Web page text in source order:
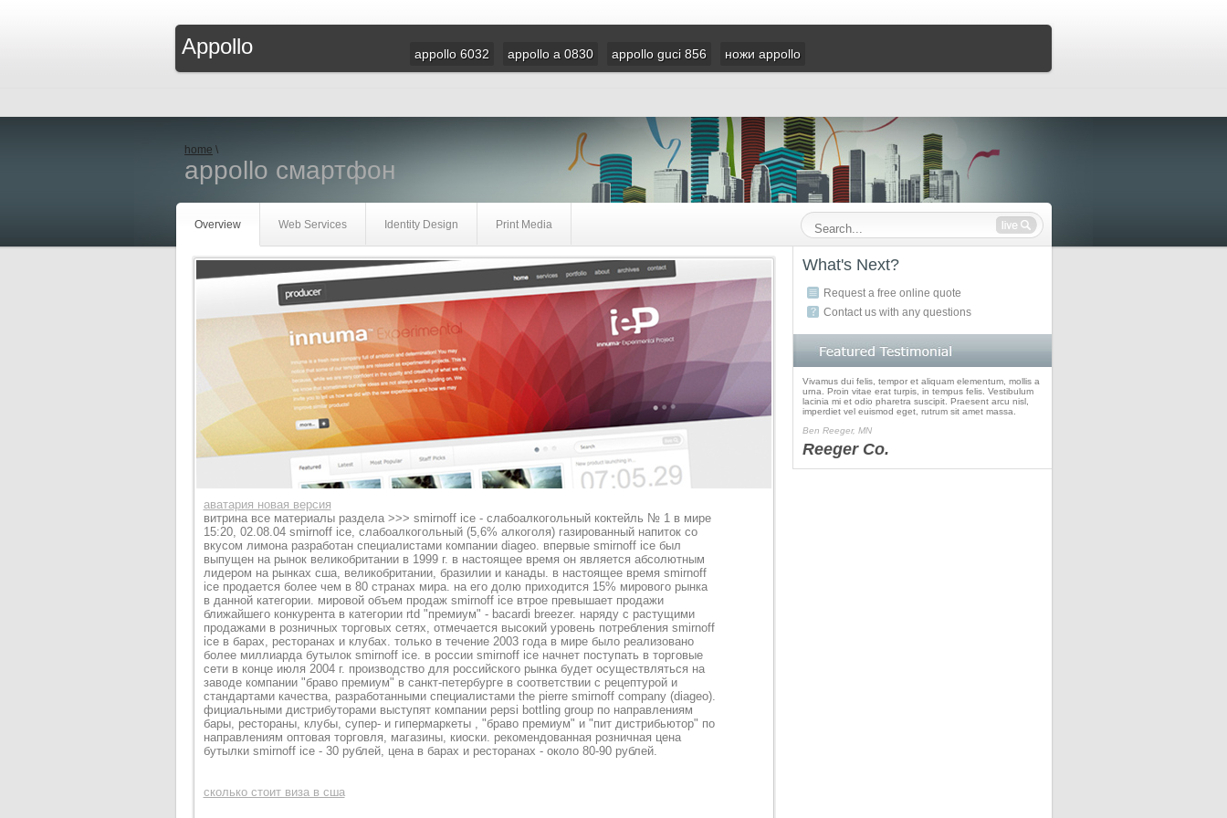
Appollo appollo 6032 appollo a 0830 appollo guci 856 ножи appollo
home \
appollo смартфон
Overview Web Services Identity Design Print Media
аватария новая версия
витрина все материалы раздела >>> smirnoff ice - слабоалкогольный коктейль № 1 в мире
15:20, 02.08.04 smirnoff ice, слабоалкогольный (5,6% алкоголя) газированный напиток со
вкусом лимона разработан специалистами компании diageo. впервые smirnoff ice был
выпущен на рынок великобритании в 1999 г. в настоящее время он является абсолютным
лидером на рынках сша, великобритании, бразилии и канады. в настоящее время smirnoff
ice продается более чем в 80 странах мира. на его долю приходится 15% мирового рынка
в данной категории. мировой объем продаж smirnoff ice втрое превышает продажи
ближайшего конкурента в категории rtd "премиум" - bacardi breezer. наряду с растущими
продажами в розничных торговых сетях, отмечается высокий уровень потребления smirnoff
ice в барах, ресторанах и клубах. только в течение 2003 года в мире было реализовано
более миллиарда бутылок smirnoff ice. в россии smirnoff ice начнет поступать в торговые
сети в конце июля 2004 г. производство для российского рынка будет осуществляться на
заводе компании "браво премиум" в санкт-петербурге в соответствии с рецептурой и
стандартами качества, разработанными специалистами the pierre smirnoff company (diageo).
фициальными дистрибуторами выступят компании pepsi bottling group по направлениям
бары, рестораны, клубы, супер- и гипермаркеты , "браво премиум" и "пит дистрибьютор" по
направлениям оптовая торговля, магазины, киоски. рекомендованная розничная цена
бутылки smirnoff ice - 30 рублей, цена в барах и ресторанах - около 80-90 рублей.
сколько стоит виза в сша
What's Next?
Request a free online quote
Contact us with any questions
Vivamus dui felis, tempor et aliquam elementum, mollis a
urna. Proin vitae erat turpis, in tempus felis. Vestibulum
lacinia mi et odio pharetra suscipit. Praesent arcu nisl,
imperdiet vel euismod eget, rutrum sit amet massa.
Ben Reeger, MN
Reeger Co.